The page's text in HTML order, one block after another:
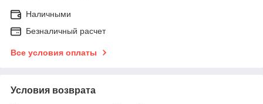
Наличными
Безналичный расчет
Все условия оплаты
Условия возврата